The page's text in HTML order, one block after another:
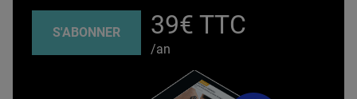
S'ABONNER 39€ TTC
/an